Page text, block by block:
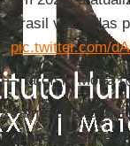
Brasil vão todas
pic.twitter.com/
— Tarcísio Motta
Já me
apenas para